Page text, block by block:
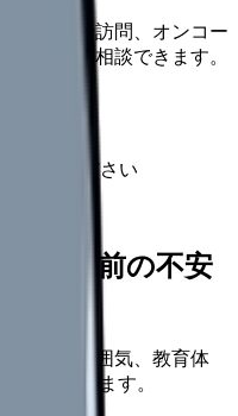
す。同行訪問、オンコー
してから相談できます。
る
してください
、応募前の不安
職場の雰囲気、教育体
を設計します。